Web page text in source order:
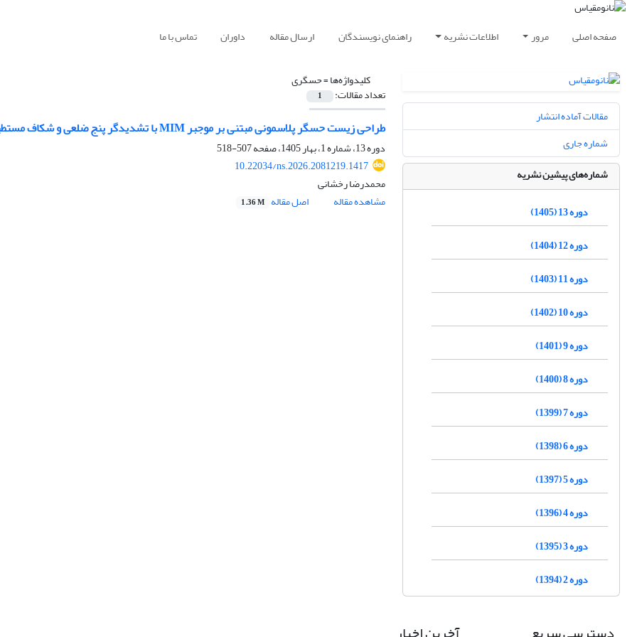
صفحه اصلی مرور اطلاعات نشریه راهنمای نویسندگان ارسال مقاله داوران تماس با ما
کلیدواژه‌ها =حسگری
تعداد مقالات: 1
طراحی زیست حسگر پلاسمونی مبتنی بر موجبر MIM با تشدیدگر پنج ضلعی و شکاف مستطیلی با حساسیت زیاد جهت تشخیص انواع باکتری
دوره 13، شماره 1، بهار 1405، صفحه
507-518
10.22034/ns.2026.2081219.1417
محمدرضا رخشانی
مشاهده مقاله
اصل مقاله 1.36 M
مقالات آماده انتشار
شماره جاری
شماره‌های پیشین نشریه
دوره 13 (1405)
دوره 12 (1404)
دوره 11 (1403)
دوره 10 (1402)
دوره 9 (1401)
دوره 8 (1400)
دوره 7 (1399)
دوره 6 (1398)
دوره 5 (1397)
دوره 4 (1396)
دوره 3 (1395)
دوره 2 (1394)